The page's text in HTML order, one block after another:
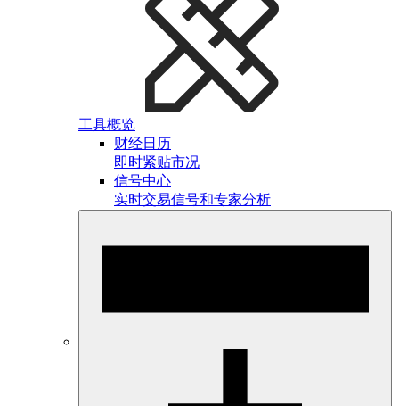
工具概览
财经日历
即时紧贴市况
信号中心
实时交易信号和专家分析